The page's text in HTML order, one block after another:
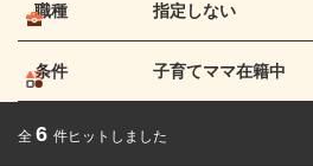
職種 指定しない
条件 子育てママ在籍中
全 6 件ヒットしました